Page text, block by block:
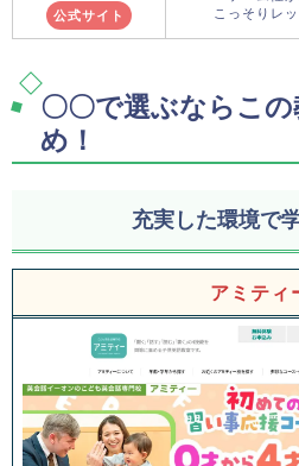
公式サイト
こっそりレ
〇〇で選ぶならこ
め！
充実した環境で
アミティ